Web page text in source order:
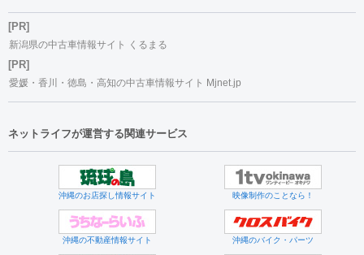
[PR]
新潟県の中古車情報サイト くるまる
[PR]
愛媛・香川・徳島・高知の中古車情報サイト Mjnet.jp
ネットライフが運営する関連サービス
沖縄のお店探し情報サイト 映像制作のことなら！
沖縄の不動産情報サイト 沖縄のバイク・パーツ